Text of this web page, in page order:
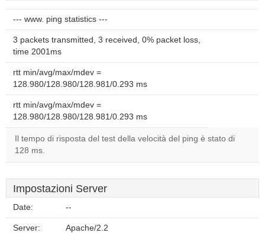
--- www. ping statistics ---
3 packets transmitted, 3 received, 0% packet loss,
time 2001ms
rtt min/avg/max/mdev =
128.980/128.980/128.981/0.293 ms
rtt min/avg/max/mdev =
128.980/128.980/128.981/0.293 ms
Il tempo di risposta del test della velocità del ping è stato di
128 ms.
Impostazioni Server
Date: --
Server: Apache/2.2